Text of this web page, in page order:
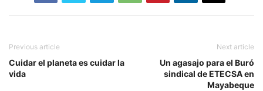
Previous article
Cuidar el planeta es cuidar la
vida
Next article
Un agasajo para el Buró
sindical de ETECSA en
Mayabeque